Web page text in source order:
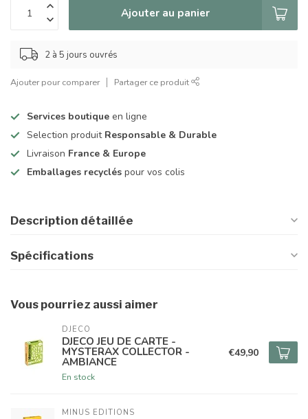
Ajouter au panier
2 à 5 jours ouvrés
Ajouter pour comparer Partager ce produit
Services boutique en ligne
Selection produit Responsable & Durable
Livraison France & Europe
Emballages recyclés pour vos colis
Description détaillée
Spécifications
Vous pourriez aussi aimer
DJECO
DJECO JEU DE CARTE -
MYSTERAX COLLECTOR -
AMBIANCE
En stock
€49,90
MINUS EDITIONS